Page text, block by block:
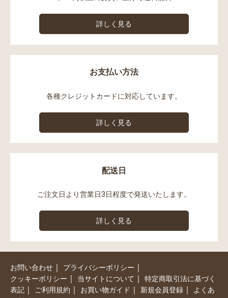
詳しく見る
お支払い方法
各種クレジットカードに対応しています。
詳しく見る
配送日
ご注文日より営業日3日程度で発送いたします。
詳しく見る
お問い合わせ ｜ プライバシーポリシー ｜
クッキーポリシー ｜ 当サイトについて ｜ 特定商取引法に基づく
表記 ｜ ご利用規約 ｜ お買い物ガイド ｜ 新規会員登録 ｜
よくあ